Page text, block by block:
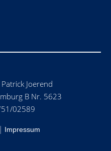
Joerend
B Nr. 5623
02589
| Impressum